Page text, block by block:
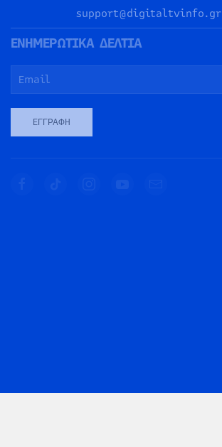
support@digitaltvinfo.gr
ΕΝΗΜΕΡΩΤΙΚΑ ΔΕΛΤΙΑ
ΕΓΓΡΑΦΉ